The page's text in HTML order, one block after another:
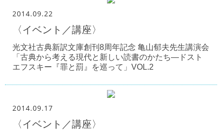
2014.09.22
〈イベント／講座〉
光文社古典新訳文庫創刊8周年記念 亀山郁夫先生講演会
「古典から考える現代と新しい読書のかたち―ドスト
エフスキー『罪と罰』を巡って」VOL.2
2014.09.17
〈イベント／講座〉